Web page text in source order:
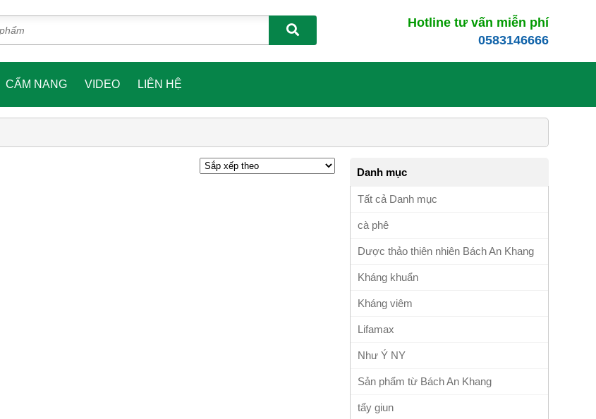
Hotline tư vấn miễn phí
0583146666
CẨM NANG VIDEO LIÊN HỆ
Danh mục
Tất cả Danh mục
cà phê
Dược thảo thiên nhiên Bách An Khang
Kháng khuẩn
Kháng viêm
Lifamax
Như Ý NY
Sản phẩm từ Bách An Khang
tẩy giun